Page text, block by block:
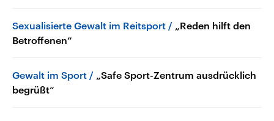
Sexualisierte Gewalt im Reitsport
„Reden hilft den
Betroffenen“
Gewalt im Sport
„Safe Sport-Zentrum ausdrücklich
begrüßt“